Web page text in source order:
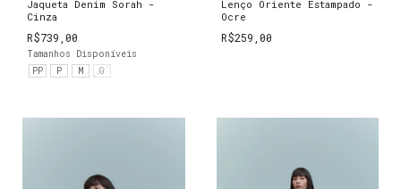
Jaqueta Denim Sorah -
Cinza
R$739,00
Tamanhos Disponíveis
PP
P M G
Lenço Oriente Estampado -
Ocre
R$259,00